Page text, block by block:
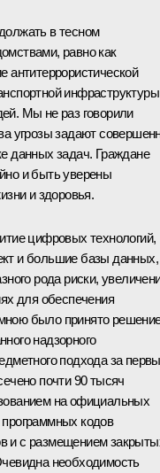
в тесном
равно как
антитеррористической
Мы не раз говорили
угрозы задают
данных задач. Граждане
и быть уверены
и здоровья.
цифровых технологий,
и большие базы данных,
рода риски,
для обеспечения
было принято
надзорного
подхода за
почти 90 тысяч
на официальных
кодов
и c размещением
необходимость